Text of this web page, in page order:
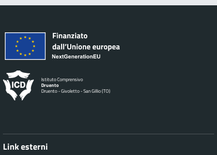
Istituto Comprensivo
Druento
Druento - Givoletto - San Gillio (TO)
Link esterni